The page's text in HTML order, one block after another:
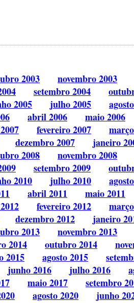
2003 novembro 2003
setembro 2004
2005 julho 2005
abril 2006 maio 2006
fevereiro 2007
dezembro 2007 janeiro
2008 novembro 2008
setembro 2009
2010 julho 2010
abril 2011 maio 2011
fevereiro 2012
dezembro 2012 janeiro
2013 novembro 2013
2014 outubro 2014
2015 agosto 2015
junho 2016 julho 2016
maio 2017 setembro
agosto 2020 junho